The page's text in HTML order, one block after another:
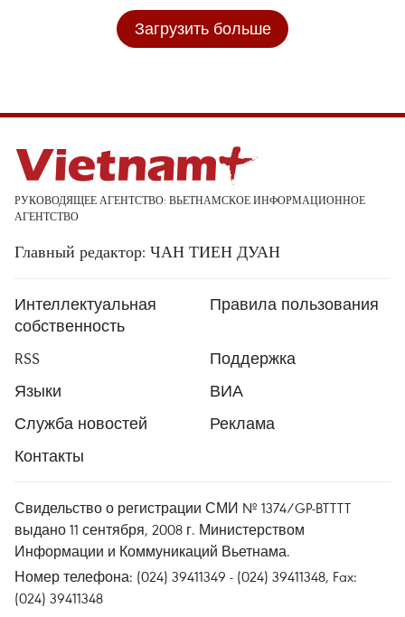
Загрузить больше
РУКОВОДЯЩЕЕ АГЕНТСТВО: ВЬЕТНАМСКОЕ ИНФОРМАЦИОННОЕ
АГЕНТСТВО
Главный редактор: ЧАН ТИЕН ДУАН
Интеллектуальная
собственность
Правила пользования
RSS
Поддержка
Языки
ВИА
Служба новостей
Реклама
Контакты
Свидельство о регистрации СМИ № 1374/GP-BTTTT
выдано 11 сентября, 2008 г. Министерством
Информации и Коммуникаций Вьетнама.
Номер телефона: (024) 39411349 - (024) 39411348, Fax:
(024) 39411348